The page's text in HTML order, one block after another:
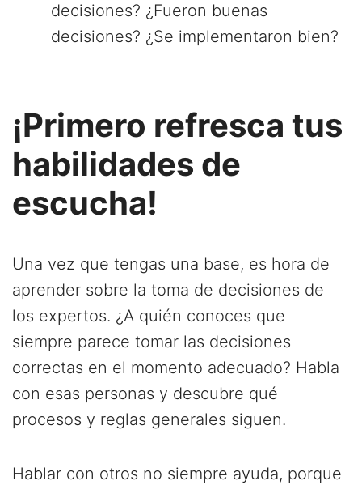
decisiones? ¿Fueron buenas
decisiones? ¿Se implementaron bien?
¡Primero refresca tus
habilidades de
escucha!
Una vez que tengas una base, es hora de
aprender sobre la toma de decisiones de
los expertos. ¿A quién conoces que
siempre parece tomar las decisiones
correctas en el momento adecuado? Habla
con esas personas y descubre qué
procesos y reglas generales siguen.
Hablar con otros no siempre ayuda, porque